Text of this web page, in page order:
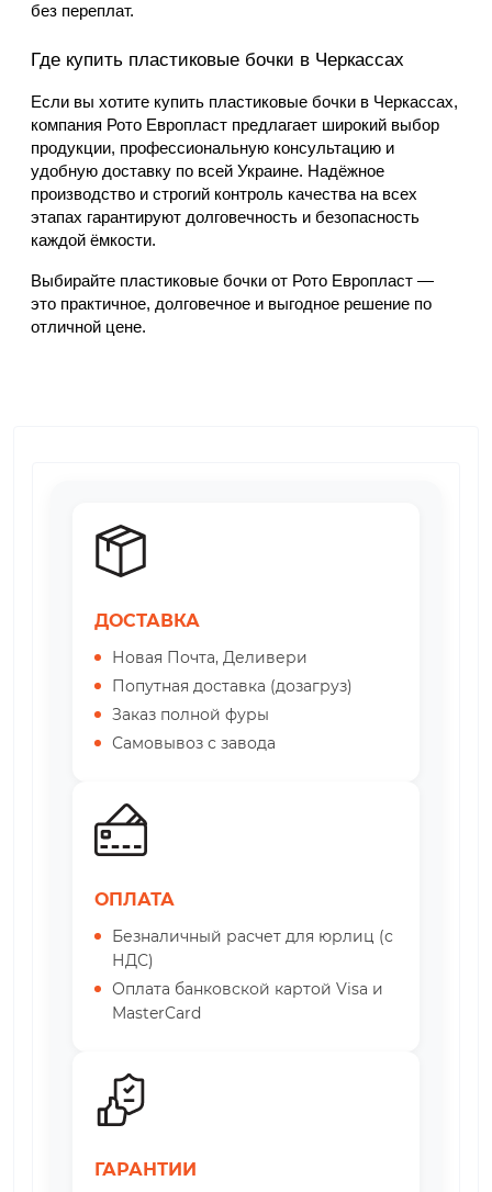
без переплат.
Где купить пластиковые бочки в Черкассах
Если вы хотите купить пластиковые бочки в Черкассах,
компания Рото Европласт предлагает широкий выбор
продукции, профессиональную консультацию и
удобную доставку по всей Украине. Надёжное
производство и строгий контроль качества на всех
этапах гарантируют долговечность и безопасность
каждой ёмкости.
Выбирайте пластиковые бочки от Рото Европласт —
это практичное, долговечное и выгодное решение по
отличной цене.
ДОСТАВКА
Новая Почта, Деливери
Попутная доставка (дозагруз)
Заказ полной фуры
Самовывоз с завода
ОПЛАТА
Безналичный расчет для юрлиц (с
НДС)
Оплата банковской картой Visa и
MasterCard
ГАРАНТИИ